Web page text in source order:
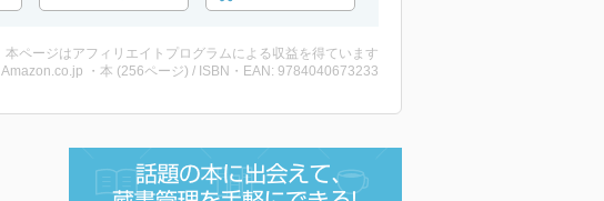
本ページはアフィリエイトプログラムによる収益を得ています
Amazon.co.jp ・本 (256ページ) / ISBN・EAN: 9784040673233